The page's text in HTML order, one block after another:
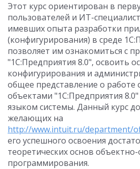
Этот курс ориентирован в
пользователей и ИТ-
имевших опыта разработки
(конфигурирования) в среде
позволяет им ознакомиться с
"1С:Предприятия 8.0", освоить
конфигурирования и
общее представление о работе
объектами "1С:Предприятия
языком системы. Данный курс
желающих на
http://www.intuit.ru/department/
его успешного освоения
теоретических основ
программирования.